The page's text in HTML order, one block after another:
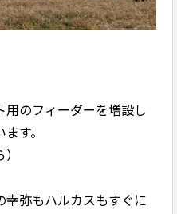
のフィーダーを増設し
す。
弥もハルカスもすぐに